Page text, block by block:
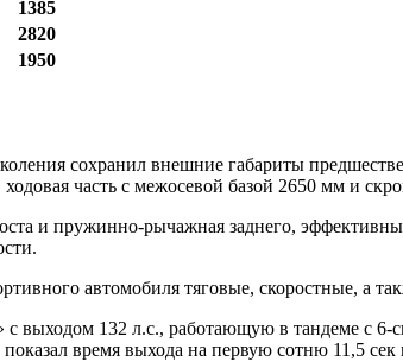
1385
2820
1950
сохранил внешние габариты
часть с межосевой базой 2650 мм и
и пружинно-рычажная заднего,
автомобиля тяговые, скоростные, а
выходом 132 л.с., работающую в тандеме с 6-
время выхода на первую сотню 11,5